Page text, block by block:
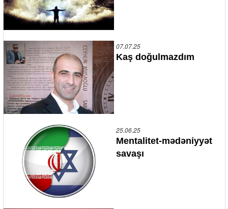
07.07.25
Kaş doğulmazdım
25.06.25
Mentalitet-mədəniyyət
savaşı